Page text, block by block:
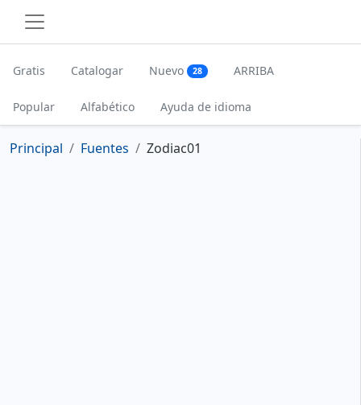
Gratis Catalogar Nuevo 28 ARRIBA
Popular Alfabético Ayuda de idioma
Principal Fuentes Zodiac01